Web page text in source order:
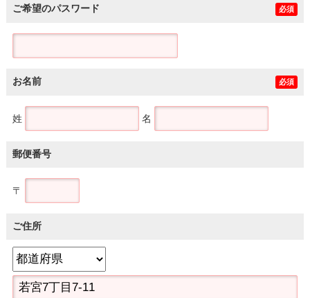
ご希望のパスワード 必須
お名前 必須
姓 名
郵便番号
〒
ご住所